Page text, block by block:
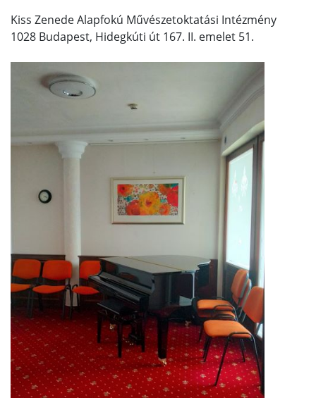
Kiss Zenede Alapfokú Művészetoktatási Intézmény
1028 Budapest, Hidegkúti út 167. II. emelet 51.